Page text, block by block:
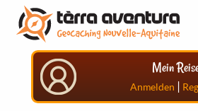
Direkt
zum
Inhalt
Aller
menu
principal
Aller
pied
Mein
Anmelden |